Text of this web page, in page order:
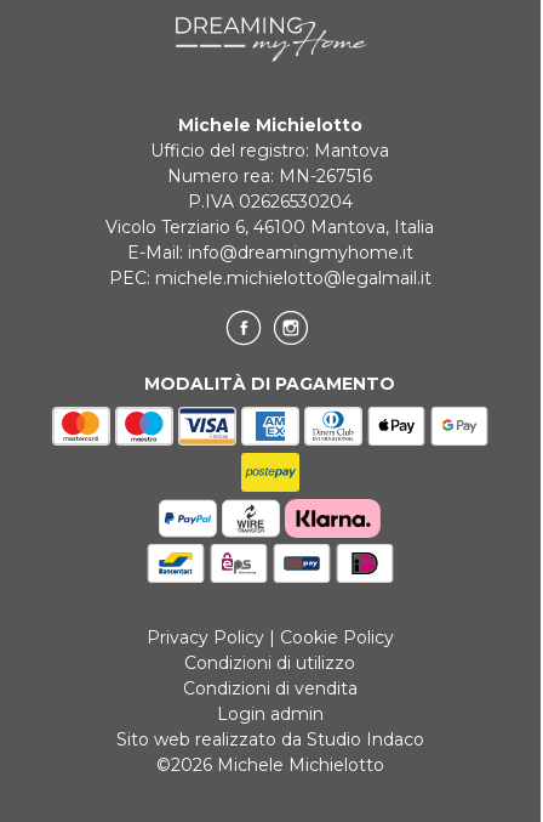
Michele Michielotto
Ufficio del registro: Mantova
Numero rea: MN-267516
P.IVA 02626530204
Vicolo Terziario 6, 46100 Mantova, Italia
E-Mail: info@dreamingmyhome.it
PEC: michele.michielotto@legalmail.it
MODALITÀ DI PAGAMENTO
Privacy Policy| Cookie Policy
Condizioni di utilizzo
Condizioni di vendita
Login admin
Sito web realizzato da Studio Indaco
©2026 Michele Michielotto